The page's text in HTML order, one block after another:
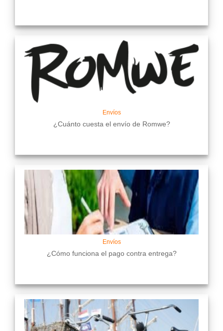
Envíos
¿Cuánto cuesta el envío de Romwe?
Envíos
¿Cómo funciona el pago contra entrega?